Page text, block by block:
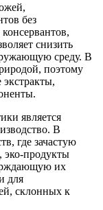
без
снизить
среду. В
поэтому
экстракты,
является
В
где зачастую
эко-продукты
их
для
склонных к